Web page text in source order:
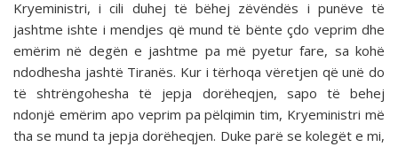
Kryeministri, i cili duhej të bëhej zëvëndës i punëve të
jashtme ishte i mendjes që mund të bënte çdo veprim dhe
emërim në degën e jashtme pa më pyetur fare, sa kohë
ndodhesha jashtë Tiranës. Kur i tërhoqa vëretjen që unë do
të shtrëngohesha të jepja dorëheqjen, sapo të behej
ndonjë emërim apo veprim pa pëlqimin tim, Kryeministri më
tha se mund ta jepja dorëheqjen. Duke parë se kolegët e mi,